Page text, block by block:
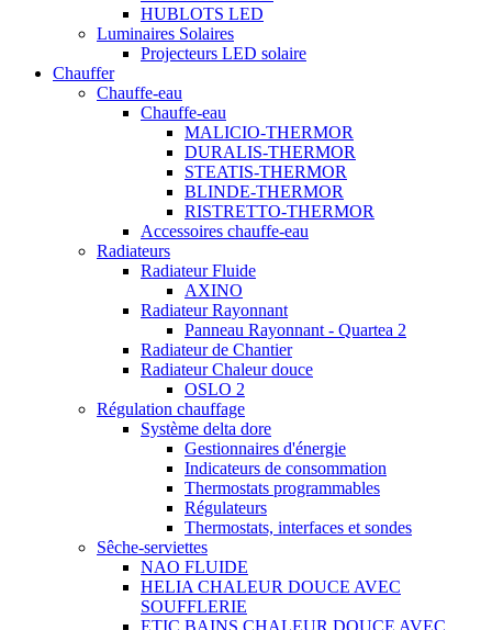
HUBLOTS LED
Luminaires Solaires
Projecteurs LED solaire
Chauffer
Chauffe-eau
Chauffe-eau
MALICIO-THERMOR
DURALIS-THERMOR
STEATIS-THERMOR
BLINDE-THERMOR
RISTRETTO-THERMOR
Accessoires chauffe-eau
Radiateurs
Radiateur Fluide
AXINO
Radiateur Rayonnant
Panneau Rayonnant - Quartea 2
Radiateur de Chantier
Radiateur Chaleur douce
OSLO 2
Régulation chauffage
Système delta dore
Gestionnaires d'énergie
Indicateurs de consommation
Thermostats programmables
Régulateurs
Thermostats, interfaces et sondes
Sêche-serviettes
NAO FLUIDE
HELIA CHALEUR DOUCE AVEC
SOUFFLERIE